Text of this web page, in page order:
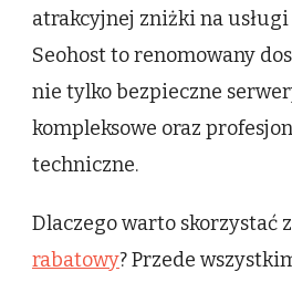
atrakcyjnej zniżki na
Seohost to renomowany
nie tylko bezpieczne
kompleksowe oraz
techniczne.
Dlaczego warto skorzystać z
rabatowy? Przede